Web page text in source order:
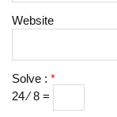
Website
Solve :*
24 ⁄ 8 =